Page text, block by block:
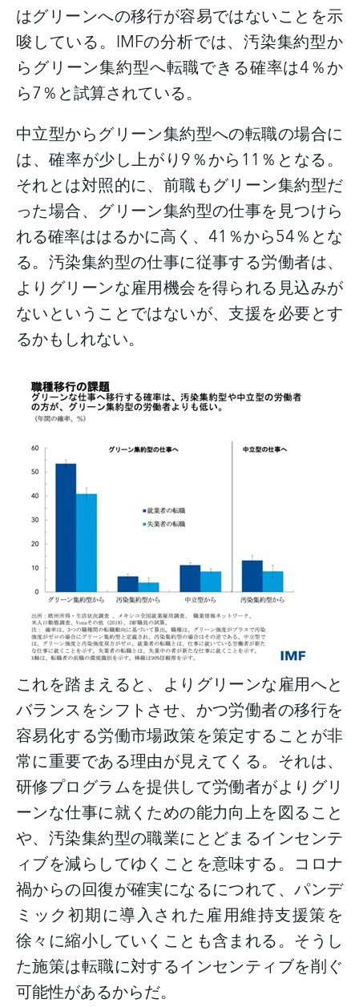
はグリーンへの移行が容易ではないことを示
唆している。 IMFの分析では、汚染集約型か
らグリーン集約型へ転職できる確率は4％か
ら7％と試算されている。
中立型からグリーン集約型への転職の場合に
は、確率が少し上がり9％から11％となる。
それとは対照的に、前職もグリーン集約型だ
った場合、グリーン集約型の仕事を見つけら
れる確率ははるかに高く、41％から54％とな
る。汚染集約型の仕事に従事する労働者は、
よりグリーンな雇用機会を得られる見込みが
ないということではないが、支援を必要とす
るかもしれない。
これを踏まえると、よりグリーンな雇用へと
バランスをシフトさせ、かつ労働者の移行を
容易化する労働市場政策を策定することが非
常に重要である理由が見えてくる。それは、
研修プログラムを提供して労働者がよりグリ
ーンな仕事に就くための能力向上を図ること
や、汚染集約型の職業にとどまるインセンテ
ィブを減らしてゆくことを意味する。コロナ
禍からの回復が確実になるにつれて、パンデ
ミック初期に導入された雇用維持支援策を
徐々に縮小していくことも含まれる。そうし
た施策は転職に対するインセンティブを削ぐ
可能性があるからだ。